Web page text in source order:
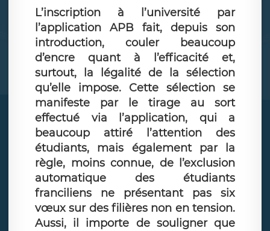
L’inscription à l’université par
l’application APB fait, depuis son
introduction, couler beaucoup
d’encre quant à l’efficacité et,
surtout, la légalité de la sélection
qu’elle impose. Cette sélection se
manifeste par le tirage au sort
effectué via l’application, qui a
beaucoup attiré l’attention des
étudiants, mais également par la
règle, moins connue, de l’exclusion
automatique des étudiants
franciliens ne présentant pas six
vœux sur des filières non en tension.
Aussi, il importe de souligner que